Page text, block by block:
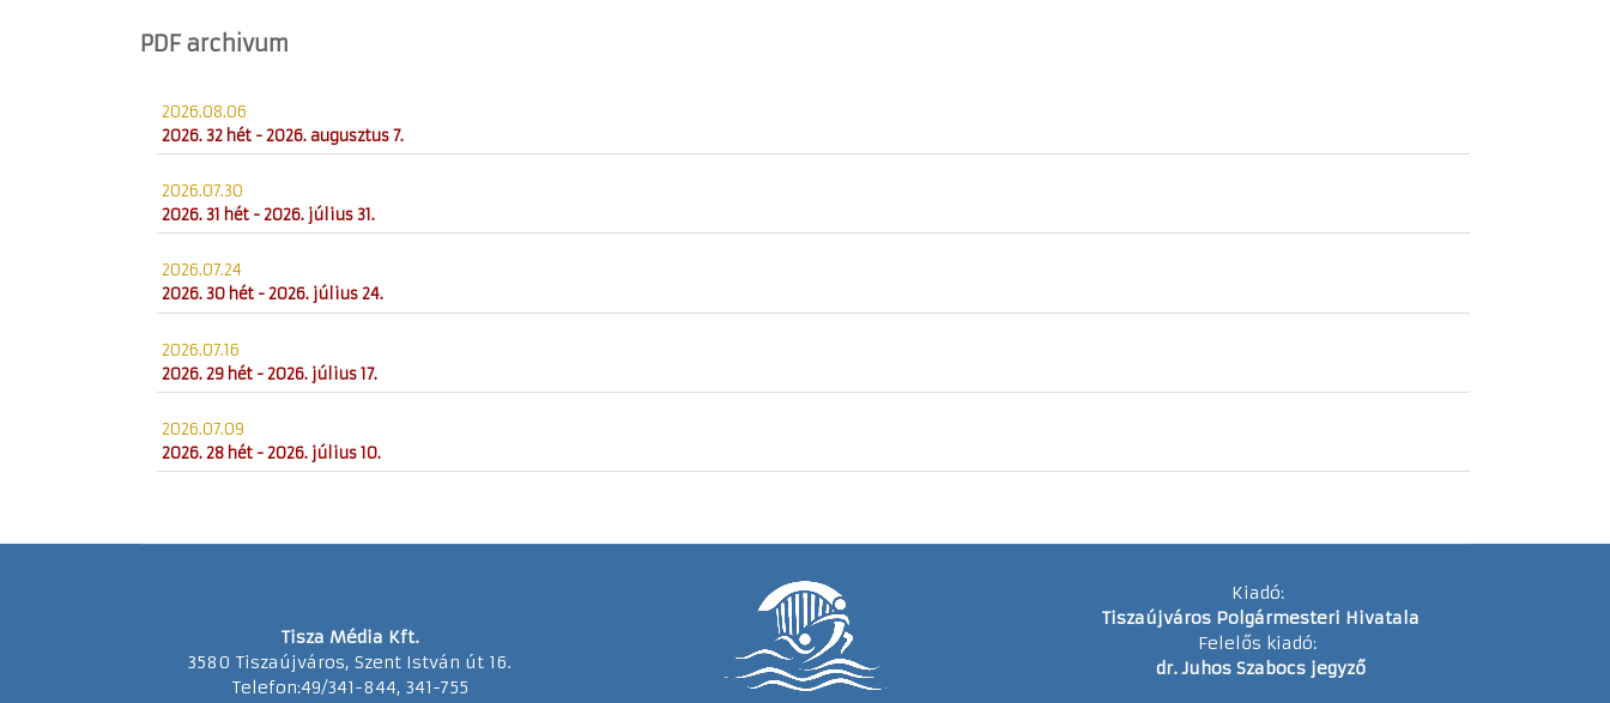
PDF archivum
2026.08.06
2026. 32 hét - 2026. augusztus 7.
2026.07.30
2026. 31 hét - 2026. július 31.
2026.07.24
2026. 30 hét - 2026. július 24.
2026.07.16
2026. 29 hét - 2026. július 17.
2026.07.09
2026. 28 hét - 2026. július 10.
Tisza Média Kft.
3580 Tiszaújváros, Szent István út 16.
Telefon:49/341-844, 341-755
Kiadó:
Tiszaújváros Polgármesteri Hivatala
Felelős kiadó:
dr. Juhos Szabocs jegyző